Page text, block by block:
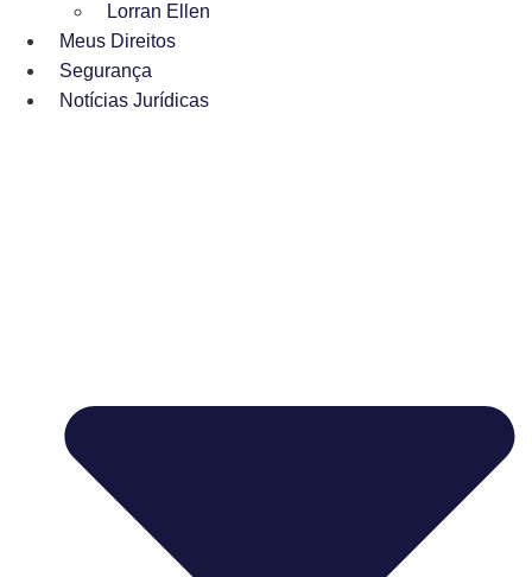
Lorran Ellen
Meus Direitos
Segurança
Notícias Jurídicas